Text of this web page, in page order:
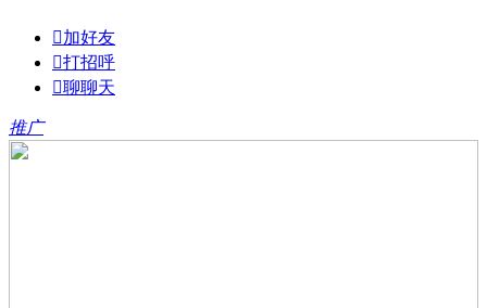
加好友
打招呼
聊聊天
推广